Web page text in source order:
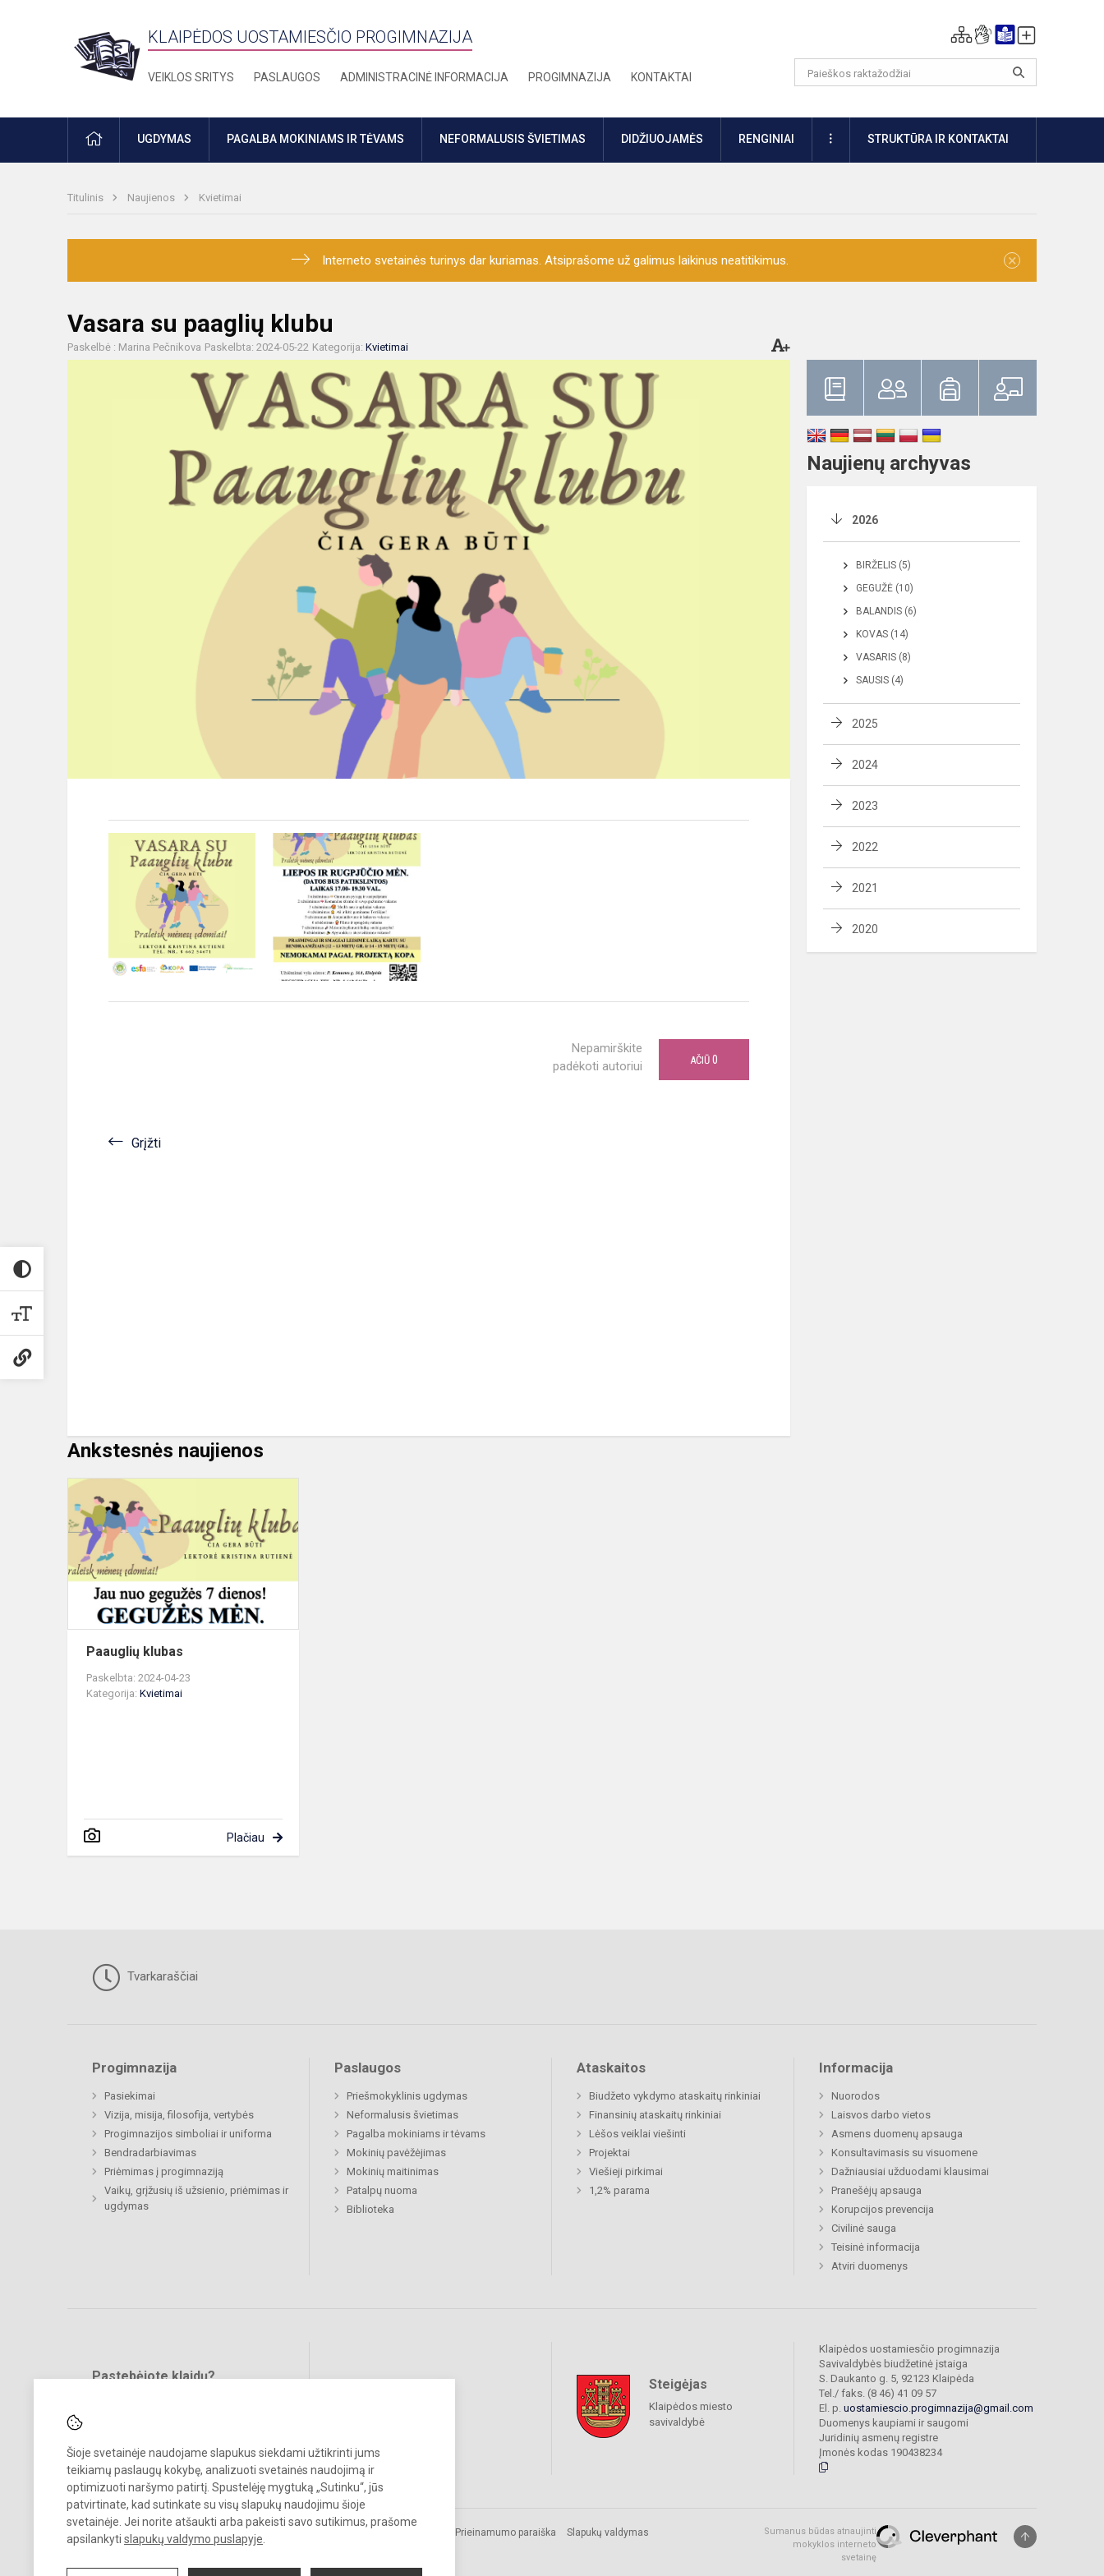
Šioje svetainėje naudojame slapukus siekdami užtikrinti jums
teikiamų paslaugų kokybę, analizuoti svetainės naudojimą ir
optimizuoti naršymo patirtį. Spustelėję mygtuką „Sutinku“, jūs
patvirtinate, kad sutinkate su visų slapukų naudojimu šioje
svetainėje. Jei norite atšaukti arba pakeisti savo sutikimus, prašome
apsilankyti slapukų valdymo puslapyje
KLAIPĖDOS UOSTAMIESČIO PROGIMNAZIJA
VEIKLOS SRITYS PASLAUGOS ADMINISTRACINĖ INFORMACIJA PROGIMNAZIJA KONTAKTAI
PRADŽIAUGDYMAS PAGALBA MOKINIAMS IR TĖVAMS NEFORMALUSIS ŠVIETIMAS DIDŽIUOJAMĖS RENGINIAI DAUGIAUSTRUKTŪRA IR KONTAKTAI
Titulinis Naujienos Kvietimai
Interneto svetainės turinys dar kuriamas. Atsiprašome už galimus laikinus neatitikimus. ×
Vasara su paaglių klubu
Paskelbė : Marina Pečnikova Paskelbta: 2024-05-22 Kategorija: Kvietimai
Nepamirškite
padėkoti autoriui
AČIŪ 0
Grįžti
Ankstesnės naujienos
Paauglių klubas
Paskelbta: 2024-04-23
Kategorija: Kvietimai
Plačiau
Naujienų archyvas
2026
BIRŽELIS (5)
GEGUŽĖ (10)
BALANDIS (6)
KOVAS (14)
VASARIS (8)
SAUSIS (4)
2025
2024
2023
2022
2021
2020
Tvarkaraščiai
Progimnazija
Pasiekimai
Vizija, misija, filosofija, vertybės
Progimnazijos simboliai ir uniforma
Bendradarbiavimas
Priėmimas į progimnaziją
Vaikų, grįžusių iš užsienio, priėmimas ir
ugdymas
Paslaugos
Priešmokyklinis ugdymas
Neformalusis švietimas
Pagalba mokiniams ir tėvams
Mokinių pavėžėjimas
Mokinių maitinimas
Patalpų nuoma
Biblioteka
Ataskaitos
Biudžeto vykdymo ataskaitų rinkiniai
Finansinių ataskaitų rinkiniai
Lėšos veiklai viešinti
Projektai
Viešieji pirkimai
1,2% parama
Informacija
Nuorodos
Laisvos darbo vietos
Asmens duomenų apsauga
Konsultavimasis su visuomene
Dažniausiai užduodami klausimai
Pranešėjų apsauga
Korupcijos prevencija
Civilinė sauga
Teisinė informacija
Atviri duomenys
Pastebėjote klaidų?
Steigėjas
Klaipėdos miesto
savivaldybė
Klaipėdos uostamiesčio progimnazija
Savivaldybės biudžetinė įstaiga
S. Daukanto g. 5, 92123 Klaipėda
Tel./ faks. (8 46) 41 09 57
El. p. uostamiescio.progimnazija@gmail.com
Duomenys kaupiami ir saugomi
Juridinių asmenų registre
Įmonės kodas 190438234
© 2023. Klaipėdos uostamiesčio progimnazija. Visos teisės saugomos.
Kopijuoti turinį be raštiško gimnazijos sutikimo griežtai draudžiama.
Prieinamumo paraiška Slapukų valdymas
Sumanus būdas atnaujinti
mokyklos interneto
svetainę